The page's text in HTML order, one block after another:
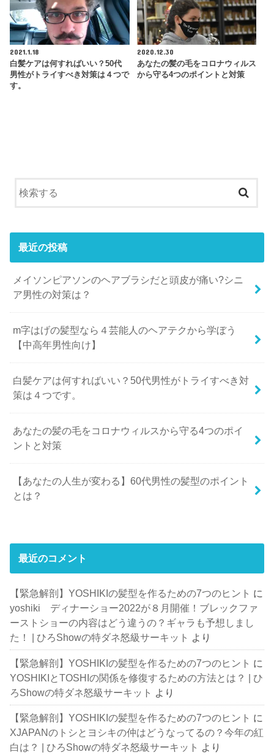
2021.1.18
白髪ケアは何すればいい？50代
男性がトライすべき対策は４つで
す。
2020.12.30
あなたの髪の毛をコロナウィルス
から守る4つのポイントと対策
最近の投稿
メイソンピアソンのヘアブラシだと頭皮が痛い?シニ
ア男性の対策は？
m字はげの髪型なら４芸能人のヘアテクから学ぼう
【中高年男性向け】
白髪ケアは何すればいい？50代男性がトライすべき対
策は４つです。
あなたの髪の毛をコロナウィルスから守る4つのポイ
ントと対策
【あなたの人生が変わる】60代男性の髪型のポイント
とは？
最近のコメント
【緊急解剖】YOSHIKIの髪型を作るための7つのヒント に
yoshiki ディナーショー2022が８月開催！ブレックファ
ーストショーの内容はどう違うの？ギャラも予想しまし
た！ | ひろShowの特ダネ怒級サーキット より
【緊急解剖】YOSHIKIの髪型を作るための7つのヒント に
YOSHIKIとTOSHIの関係を修復するための方法とは？ | ひ
ろShowの特ダネ怒級サーキット より
【緊急解剖】YOSHIKIの髪型を作るための7つのヒント に
XJAPANのトシとヨシキの仲はどうなってるの？今年の紅
白は？ | ひろShowの特ダネ怒級サーキット より